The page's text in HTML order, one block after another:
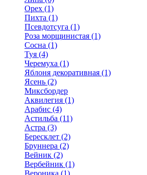
Орех (1)
Пихта (1)
Псевдотсуга (1)
Роза морщинистая (1)
Сосна (1)
Туя (4)
Черемуха (1)
Яблоня декоративная (1)
Ясень (2)
Миксбордер
Аквилегия (1)
Арабис (4)
Астильба (11)
Астра (3)
Бересклет (2)
Бруннера (2)
Вейник (2)
Вербейник (1)
Вероника (1)